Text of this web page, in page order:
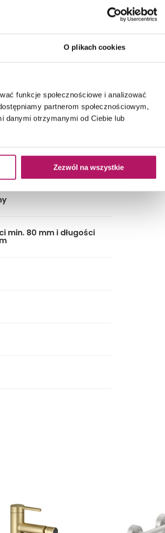
O plikach cookies
funkcje społecznościowe i analizować
partnerom społecznościowym,
danymi otrzymanymi od Ciebie lub
Zezwól na wszystkie
min. 80 mm i długości